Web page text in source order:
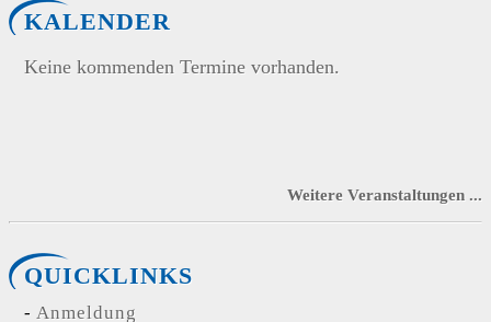
KALENDER
Keine kommenden Termine vorhanden.
Weitere Veranstaltungen ...
QUICKLINKS
Anmeldung